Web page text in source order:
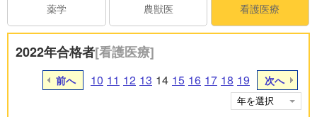
薬学 農獣医 看護医療
2022年合格者[看護医療]
前へ 10 11 12 13 14 15 16 17 18 19 次へ